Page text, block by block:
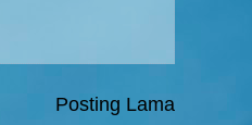
Posting Lama